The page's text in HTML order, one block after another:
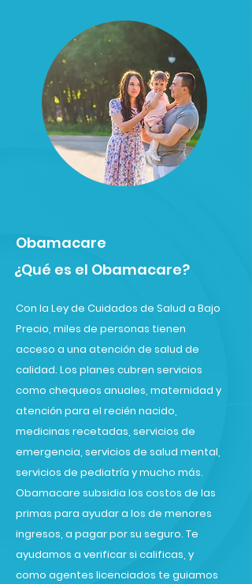
Obamacare
¿Qué es el Obamacare?
Con la Ley de Cuidados de Salud a Bajo
Precio, miles de personas tienen
acceso a una atención de salud de
calidad. Los planes cubren servicios
como chequeos anuales, maternidad y
atención para el recién nacido,
medicinas recetadas, servicios de
emergencia, servicios de salud mental,
servicios de pediatría y mucho más.
Obamacare subsidia los costos de las
primas para ayudar a los de menores
ingresos, a pagar por su seguro. Te
ayudamos a verificar si calificas, y
como agentes licenciados te guiamos